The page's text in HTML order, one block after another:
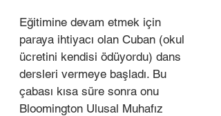
Eğitimine devam etmek için
paraya ihtiyacı olan Cuban (okul
ücretini kendisi ödüyordu) dans
dersleri vermeye başladı. Bu
çabası kısa süre sonra onu
Bloomington Ulusal Muhafız